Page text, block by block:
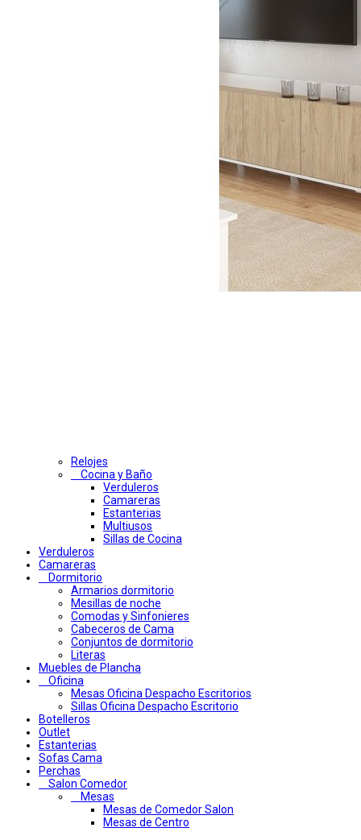
Relojes
Cocina y Baño
Verduleros
Camareras
Estanterias
Multiusos
Sillas de Cocina
Verduleros
Camareras
Dormitorio
Armarios dormitorio
Mesillas de noche
Comodas y Sinfonieres
Cabeceros de Cama
Conjuntos de dormitorio
Literas
Muebles de Plancha
Oficina
Mesas Oficina Despacho Escritorios
Sillas Oficina Despacho Escritorio
Botelleros
Outlet
Estanterias
Sofas Cama
Perchas
Salon Comedor
Mesas
Mesas de Comedor Salon
Mesas de Centro